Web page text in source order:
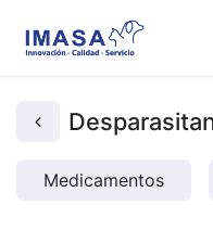
Medicamentos